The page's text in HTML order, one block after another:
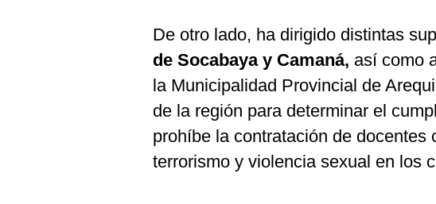
De otro lado, ha dirigido distintas
de Socabaya y Camaná, así como
la Municipalidad Provincial de
de la región para determinar el
prohíbe la contratación de docentes
terrorismo y violencia sexual en los